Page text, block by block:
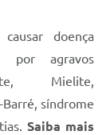
doença
por agravos
Mielite,
síndrome
Saiba mais